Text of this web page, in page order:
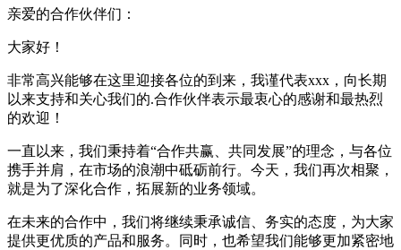
亲爱的合作伙伴们：
大家好！
非常高兴能够在这里迎接各位的到来，我谨代表xxx，向长期
以来支持和关心我们的.合作伙伴表示最衷心的感谢和最热烈
的欢迎！
一直以来，我们秉持着“合作共赢、共同发展”的理念，与各位
携手并肩，在市场的浪潮中砥砺前行。今天，我们再次相聚，
就是为了深化合作，拓展新的业务领域。
在未来的合作中，我们将继续秉承诚信、务实的态度，为大家
提供更优质的产品和服务。同时，也希望我们能够更加紧密地